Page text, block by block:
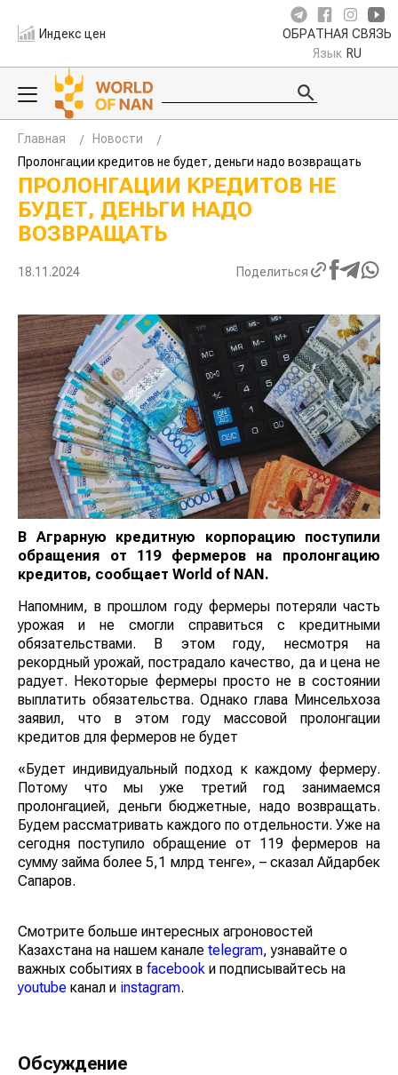
Индекс цен ОБРАТНАЯ СВЯЗЬ
Язык RU
Главная
Новости
Пролонгации кредитов не будет, деньги надо возвращать
ПРОЛОНГАЦИИ КРЕДИТОВ НЕ
БУДЕТ, ДЕНЬГИ НАДО
ВОЗВРАЩАТЬ
18.11.2024 Поделиться
В Аграрную кредитную корпорацию поступили
обращения от 119 фермеров на пролонгацию
кредитов, сообщает World of NAN.
Напомним, в прошлом году фермеры потеряли часть
урожая и не смогли справиться с кредитными
обязательствами. В этом году, несмотря на рекордный
урожай, пострадало качество, да и цена не радует.
Некоторые фермеры просто не в состоянии
выплатить обязательства. Однако глава Минсельхоза
заявил, что в этом году массовой пролонгации
кредитов для фермеров не будет
«Будет индивидуальный подход к каждому фермеру.
Потому что мы уже третий год занимаемся
пролонгацией, деньги бюджетные, надо возвращать.
Будем рассматривать каждого по отдельности. Уже на
сегодня поступило обращение от 119 фермеров на
сумму займа более 5,1 млрд тенге», – сказал
Айдарбек Сапаров.
Смотрите больше интересных агроновостей
Казахстана на нашем каналеtelegram , узнавайте о
важных событиях вfacebook и подписывайтесь на
youtube канал иinstagram
Обсуждение